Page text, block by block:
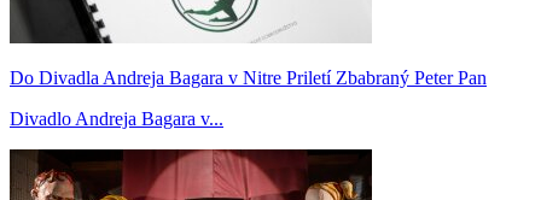
Do Divadla Andreja Bagara v Nitre Priletí Zbabraný Peter Pan
Divadlo Andreja Bagara v...